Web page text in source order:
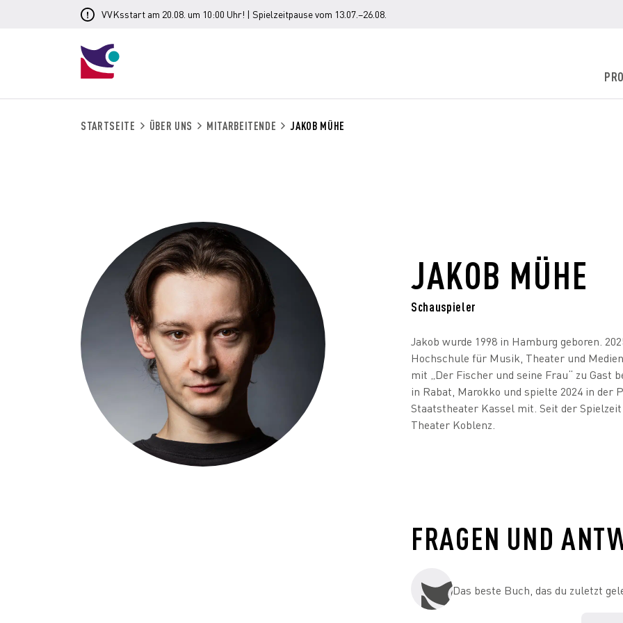
VVKsstart am 20.08. um 10:00 Uhr! | Spielzeitpause vom 13.07.–26.08.
STARTSEITE ÜBER UNS MITARBEITENDE JAKOB MÜHE
JAKOB MÜHE
Schauspieler
Jakob wurde 1998 in Hamburg geboren.
Hochschule für Musik, Theater und
mit „Der Fischer und seine Frau“ zu Gast
in Rabat, Marokko und spielte 2024 in der
Staatstheater Kassel mit. Seit der
Theater Koblenz.
FRAGEN UND
Das beste Buch, das du zuletzt